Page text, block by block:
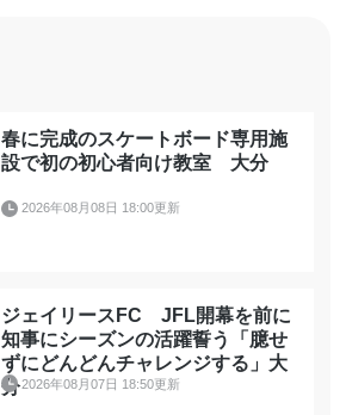
春に完成のスケートボード専用施
設で初の初心者向け教室 大分
2026年08月08日 18:00更新
ジェイリースFC JFL開幕を前に
知事にシーズンの活躍誓う「臆せ
ずにどんどんチャレンジする」大
分2026年08月07日 18:50更新